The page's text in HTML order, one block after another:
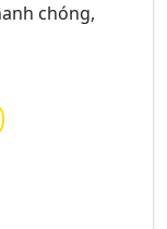
chóng,